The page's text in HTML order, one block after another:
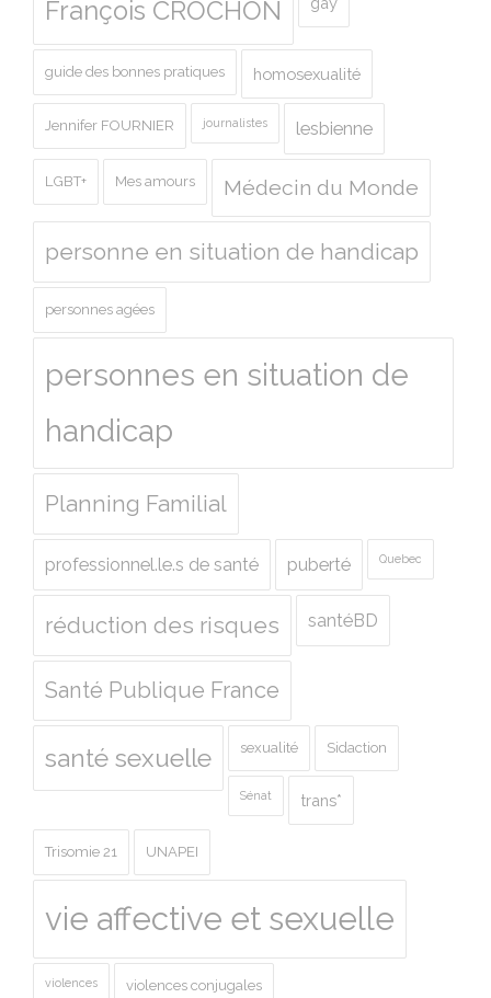
François CROCHON
guide des bonnes pratiques homosexualité
Jennifer FOURNIER journalistes lesbienne
LGBT+ Mes amours Médecin du Monde
personne en situation de handicap
personnes agées
personnes en situation de
handicap
Planning Familial
professionnel.le.s de santé puberté Quebec
réduction des risques santéBD
Santé Publique France
santé sexuelle sexualité Sidaction
Sénat trans*
Trisomie 21 UNAPEI
vie affective et sexuelle
violences violences conjugales